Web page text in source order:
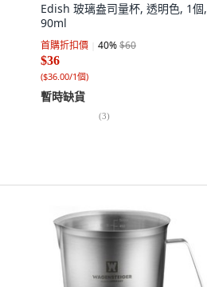
Edish 玻璃盎司量杯, 透明色, 1個,
90ml
首購折扣價 40%$60
$36
($36.00/1個)
暫時缺貨
(3)